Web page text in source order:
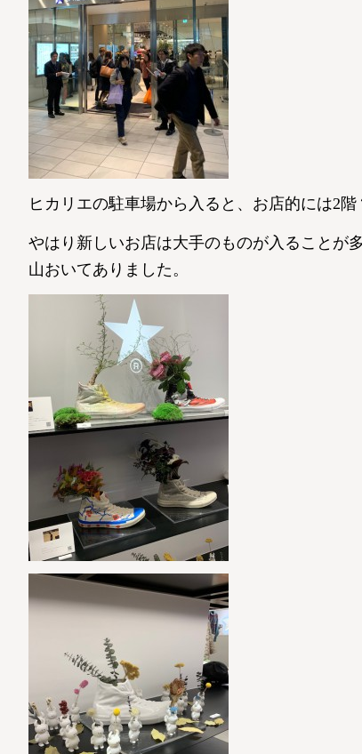
ヒカリエの駐車場から入ると、お店的には2階
やはり新しいお店は大手のものが入ることが
山おいてありました。